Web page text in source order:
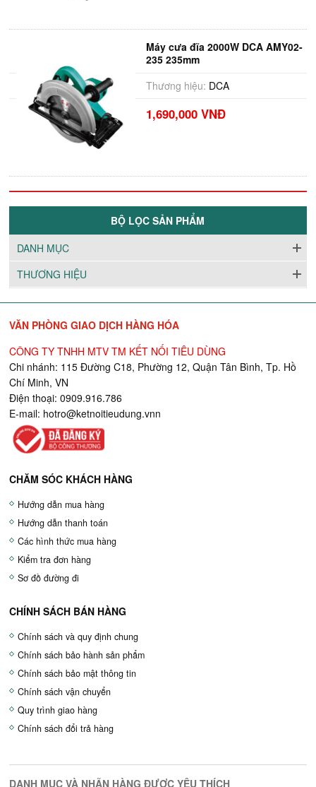
Máy cưa đĩa 2000W DCA AMY02-
235 235mm
Thương hiệu: DCA
1,690,000 VNĐ
BỘ LỌC SẢN PHẨM
DANH MỤC
THƯƠNG HIỆU
VĂN PHÒNG GIAO DỊCH HÀNG HÓA
CÔNG TY TNHH MTV TM KẾT NỐI TIÊU DÙNG
Chi nhánh: 115 Đường C18, Phường 12, Quận Tân Bình, Tp. Hồ
Chí Minh, VN
Điện thoại: 0909.916.786
E-mail: hotro@ketnoitieudung.vnn
CHĂM SÓC KHÁCH HÀNG
Hướng dẫn mua hàng
Hướng dẫn thanh toán
Các hình thức mua hàng
Kiểm tra đơn hàng
Sơ đồ đường đi
CHÍNH SÁCH BÁN HÀNG
Chính sách và quy định chung
Chính sách bảo hành sản phẩm
Chính sách bảo mật thông tin
Chính sách vận chuyển
Quy trình giao hàng
Chính sách đổi trả hàng
DANH MỤC VÀ NHÃN HÀNG ĐƯỢC YÊU THÍCH